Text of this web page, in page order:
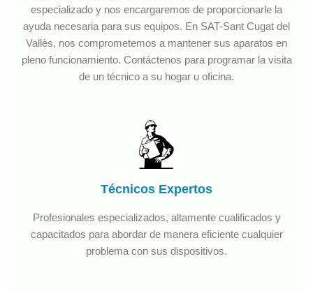
especializado y nos encargaremos de proporcionarle la
ayuda necesaria para sus equipos. En SAT-Sant Cugat del
Vallès, nos comprometemos a mantener sus aparatos en
pleno funcionamiento. Contáctenos para programar la visita
de un técnico a su hogar u oficina.
Técnicos Expertos
Profesionales especializados, altamente cualificados y
capacitados para abordar de manera eficiente cualquier
problema con sus dispositivos.